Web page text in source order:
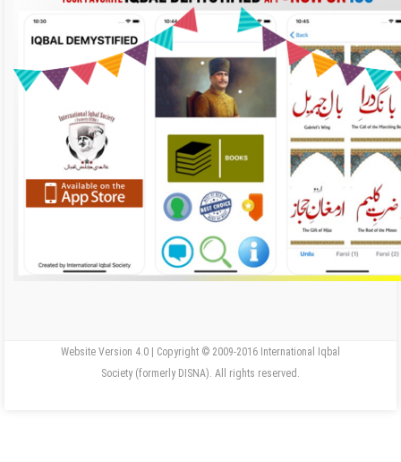
Website Version 4.0 | Copyright © 2009-2016 International Iqbal
Society (formerly DISNA). All rights reserved.